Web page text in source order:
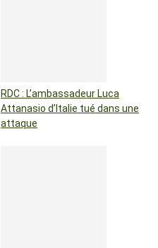
RDC : L’ambassadeur Luca
Attanasio d’Italie tué dans une
attaque